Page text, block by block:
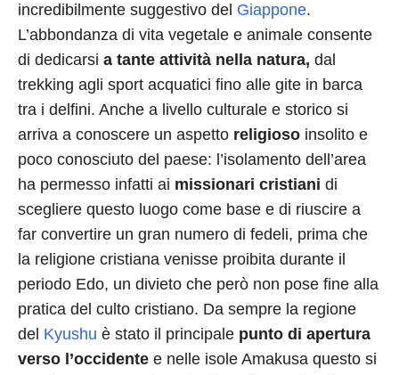
incredibilmente suggestivo del Giappone.
L’abbondanza di vita vegetale e animale consente
di dedicarsi a tante attività nella natura, dal
trekking agli sport acquatici fino alle gite in barca
tra i delfini. Anche a livello culturale e storico si
arriva a conoscere un aspetto religioso insolito e
poco conosciuto del paese: l’isolamento dell’area
ha permesso infatti ai missionari cristiani di
scegliere questo luogo come base e di riuscire a
far convertire un gran numero di fedeli, prima che
la religione cristiana venisse proibita durante il
periodo Edo, un divieto che però non pose fine alla
pratica del culto cristiano. Da sempre la regione
del Kyushu è stato il principale punto di apertura
verso l’occidente e nelle isole Amakusa questo si